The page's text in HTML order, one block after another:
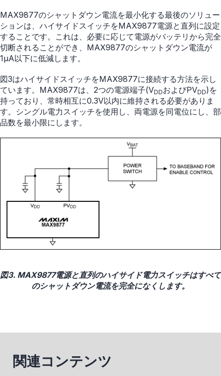
MAX9877のシャットダウン電流を最小化する最後のソリュー
ションは、ハイサイドスイッチをMAX9877電源と直列に設定
することです。これは、必要に応じて電源がバッテリから完全
切断されることができ、MAX9877のシャットダウン電流が
1µA以下に低減します。
図3はハイサイドスイッチをMAX9877に接続する方法を示し
ています。MAX9877は、2つの電源端子(VDDおよびPVDD)を
持っており、常時相互に0.3V以内に維持される必要がありま
す。シングル電力スイッチを使用し、両電源を同電位にし、部
品数を最小限にします。
図3. MAX9877電源と直列のハイサイド電力スイッチはすべて
のシャットダウン電流を完全になくします。
関連コンテンツ